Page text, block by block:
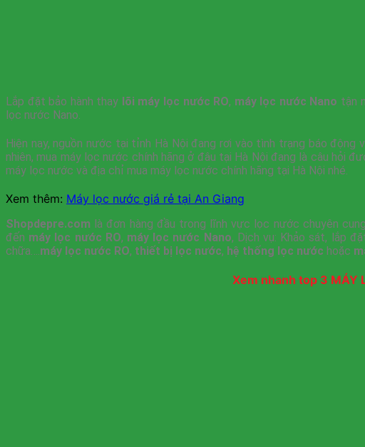
Lắp đặt bảo hành thay lõi máy lọc nước RO, máy lọc nước Nano tận
lọc nước Nano.
Hiện nay, nguồn nước tại tỉnh Hà Nội đang rơi vào tình trạng báo động
nhiên, mua máy lọc nước chính hãng ở đâu tại Hà Nội đang là câu hỏi
máy lọc nước và địa chỉ mua máy lọc nước chính hãng tại Hà Nội nhé.
Xem thêm: Máy lọc nước giá rẻ tại An Giang
Shopdepre.com là đơn hàng đầu trong lĩnh vực lọc nước chuyên
đến máy lọc nước RO, máy lọc nước Nano, Dịch vụ: Khảo sát, lắp
chữa….máy lọc nước RO, thiết bị lọc nước, hệ thống lọc nước hoặc
Xem nhanh top 3 MÁY